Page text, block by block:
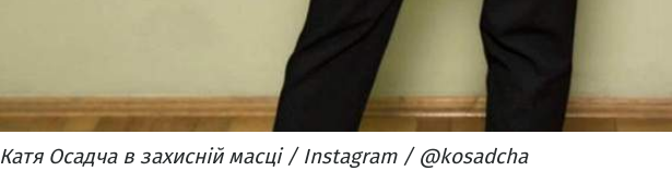
Катя Осадча в захисній масці / Instagram / @kosadcha